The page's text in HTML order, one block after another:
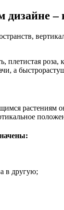
а
в другую;